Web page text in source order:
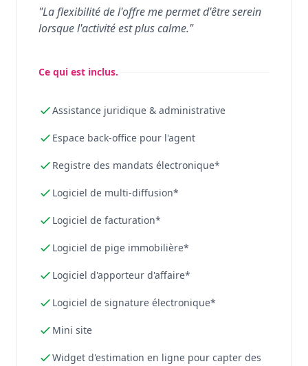
"La flexibilité de l'offre me permet d'être serein
lorsque l'activité est plus calme."
Ce qui est inclus.
Assistance juridique & administrative
Espace back-office pour l'agent
Registre des mandats électronique*
Logiciel de multi-diffusion*
Logiciel de facturation*
Logiciel de pige immobilière*
Logiciel d'apporteur d'affaire*
Logiciel de signature électronique*
Mini site
Widget d'estimation en ligne pour capter des